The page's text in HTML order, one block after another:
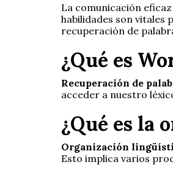
La comunicación
habilidades son vitales
recuperación de
¿Qué es
Recuperación de
acceder a nuestro
¿Qué es la
Organización
Esto implica varios